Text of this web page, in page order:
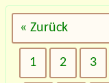
« Zurück
1 2 3